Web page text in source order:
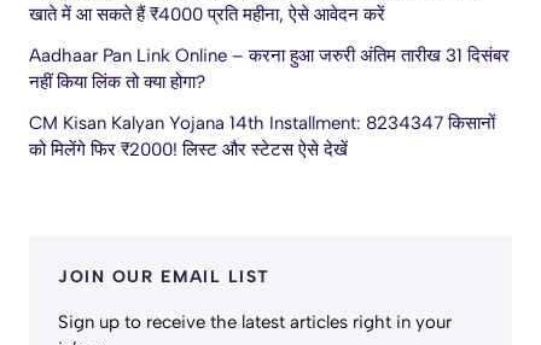
खाते में आ सकते हैं ₹4000 प्रति महीना, ऐसे आवेदन करें
Aadhaar Pan Link Online – करना हुआ जरुरी अंतिम तारीख 31 दिसंबर
नहीं किया लिंक तो क्या होगा?
CM Kisan Kalyan Yojana 14th Installment: 8234347 किसानों
को मिलेंगे फिर ₹2000! लिस्ट और स्टेटस ऐसे देखें
JOIN OUR EMAIL LIST
Sign up to receive the latest articles right in your